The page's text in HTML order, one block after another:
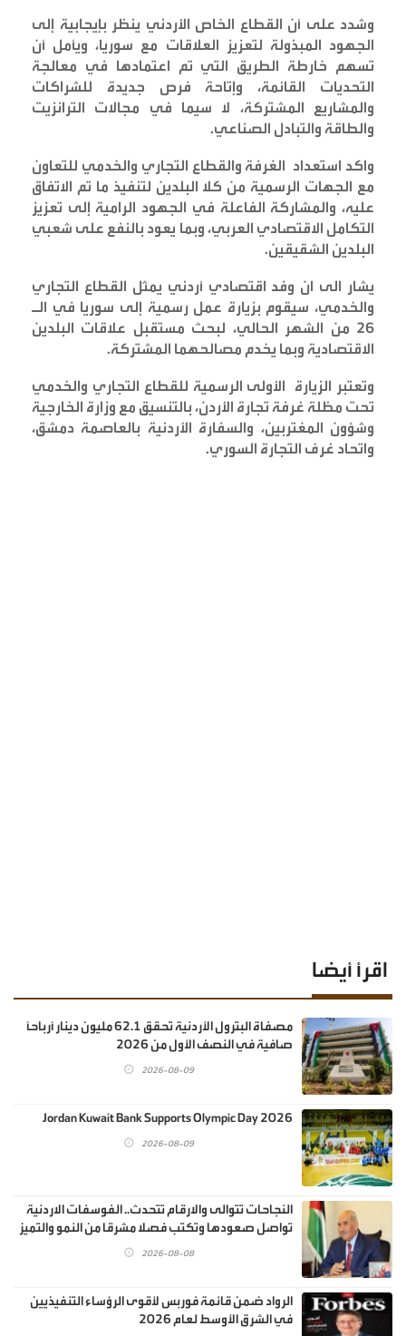
وشدد على أن القطاع الخاص الأردني ينظر بإيجابية إلى
الجهود المبذولة لتعزيز العلاقات مع سوريا، ويأمل أن
تسهم خارطة الطريق التي تم اعتمادها في معالجة
التحديات القائمة، وإتاحة فرص جديدة للشراكات
والمشاريع المشتركة، لا سيما في مجالات الترانزيت
والطاقة والتبادل الصناعي.
واكد استعداد الغرفة والقطاع التجاري والخدمي للتعاون
مع الجهات الرسمية من كلا البلدين لتنفيذ ما تم الاتفاق
عليه، والمشاركة الفاعلة في الجهود الرامية إلى تعزيز
التكامل الاقتصادي العربي، وبما يعود بالنفع على شعبي
البلدين الشقيقين.
يشار الى ان وفد اقتصادي أردني يمثل القطاع التجاري
والخدمي، سيقوم بزيارة عمل رسمية إلى سوريا في الـ
26 من الشهر الحالي، لبحث مستقبل علاقات البلدين
الاقتصادية وبما يخدم مصالحهما المشتركة.
وتعتبر الزيارة الأولى الرسمية للقطاع التجاري والخدمي
تحت مظلة غرفة تجارة الأردن، بالتنسيق مع وزارة الخارجية
وشؤون المغتربين، والسفارة الأردنية بالعاصمة دمشق،
واتحاد غرف التجارة السوري.
اقرأ أيضا
مصفاة البترول الأردنية تحقق 62.1 مليون دينار أرباحاً
صافية في النصف الأول من 2026
2026-08-09
Jordan Kuwait Bank Supports Olympic Day 2026
2026-08-09
النجاحات تتوالى والارقام تتحدث.. الفوسفات الاردنية
تواصل صعودها وتكتب فصلا مشرقا من النمو والتميز
2026-08-08
الرواد ضمن قائمة فوربس لأقوى الرؤساء التنفيذيين
في الشرق الأوسط لعام 2026